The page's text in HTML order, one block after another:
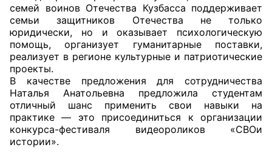
Общественные советы при территориальных
органах федеральных органов
исполнительной власти
Общественные советы по проведению
независимой оценки качества условий
оказания услуг
О Палате
Структура Палаты
семей воинов Отечества Кузбасса поддерживает
семьи защитников Отечества не только
юридически, но и оказывает психологическую
помощь, организует гуманитарные поставки,
реализует в регионе культурные и патриотические
проекты.
В качестве предложения для сотрудничества
Наталья Анатольевна предложила студентам
отличный шанс применить свои навыки на
практике — это присоединиться к организации
конкурса-фестиваля видеороликов «СВОи
истории».